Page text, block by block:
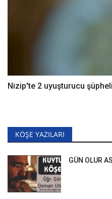
Nizip'te 2 uyuşturucu
KÖŞE YAZILARI
GÜN OLUR